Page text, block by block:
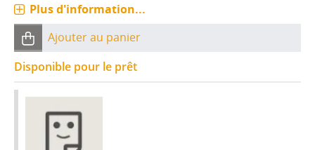
Plus d'information...
Ajouter au panier
Disponible pour le prêt